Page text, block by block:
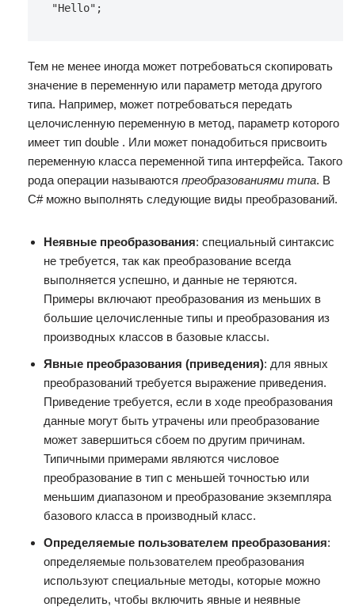
"Hello";
Тем не менее иногда может потребоваться скопировать
значение в переменную или параметр метода другого
типа. Например, может потребоваться передать
целочисленную переменную в метод, параметр которого
имеет тип double . Или может понадобиться присвоить
переменную класса переменной типа интерфейса. Такого
рода операции называются преобразованиями типа. В
C# можно выполнять следующие виды преобразований.
Неявные преобразования: специальный синтаксис
не требуется, так как преобразование всегда
выполняется успешно, и данные не теряются.
Примеры включают преобразования из меньших в
большие целочисленные типы и преобразования из
производных классов в базовые классы.
Явные преобразования (приведения): для явных
преобразований требуется выражение приведения.
Приведение требуется, если в ходе преобразования
данные могут быть утрачены или преобразование
может завершиться сбоем по другим причинам.
Типичными примерами являются числовое
преобразование в тип с меньшей точностью или
меньшим диапазоном и преобразование экземпляра
базового класса в производный класс.
Определяемые пользователем преобразования:
определяемые пользователем преобразования
используют специальные методы, которые можно
определить, чтобы включить явные и неявные